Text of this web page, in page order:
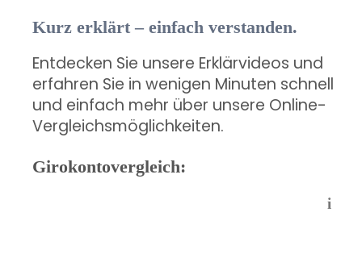
Kurz erklärt – einfach verstanden.
Entdecken Sie unsere Erklärvideos und
erfahren Sie in wenigen Minuten schnell
und einfach mehr über unsere Online-
Vergleichsmöglichkeiten.
Girokontovergleich:
i